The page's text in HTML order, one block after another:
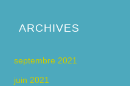
ARCHIVES
septembre 2021
juin 2021